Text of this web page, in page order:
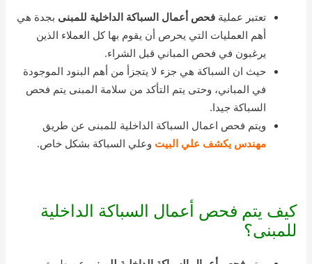
تعتبر عملية فحص أعمال السباكة الداخلية للمبنى بجدة هي
أهم العمليات التي يحرص أن يقوم بها كل العملاء الذين
يرغبون في فحص المباني قبل الشراء.
حيث ان السباكة هي جزء لا يتجزأ من أهم البنود الموجودة
في المباني، وحتى يتم التأكد من سلامة المبنى يتم فحص
السباكة جيدا.
ويتم فحص اعمال السباكة الداخلية للمبنى عن طريق
مهندس يكشف علي البيت وعلي السباكة بشكل خاص.
كيف يتم فحص أعمال السباكة الداخلية
للمبنى؟